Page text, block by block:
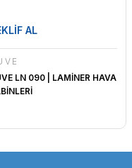
AL
LN 090 | LAMİNER HAVA